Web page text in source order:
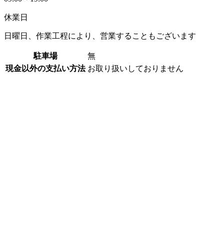
休業日
日曜日、作業工程により、営業することもございます
駐車場
無
現金以外の支払い方法 お取り扱いしておりません